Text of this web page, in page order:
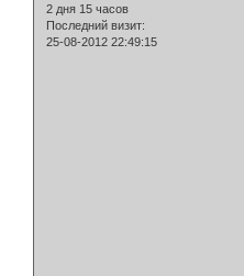
2 дня 15 часов
Последний визит:
25-08-2012 22:49:15